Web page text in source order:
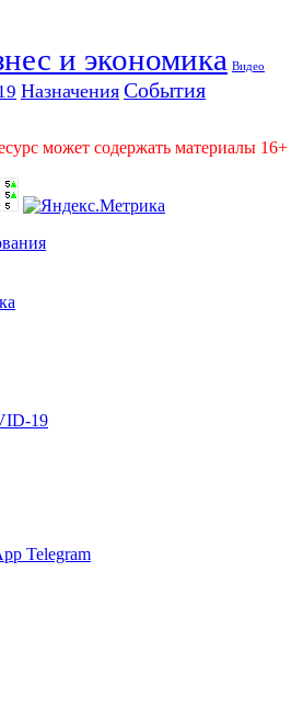
и экономика Видео
Назначения События
может содержать материалы 16+
19
Telegram